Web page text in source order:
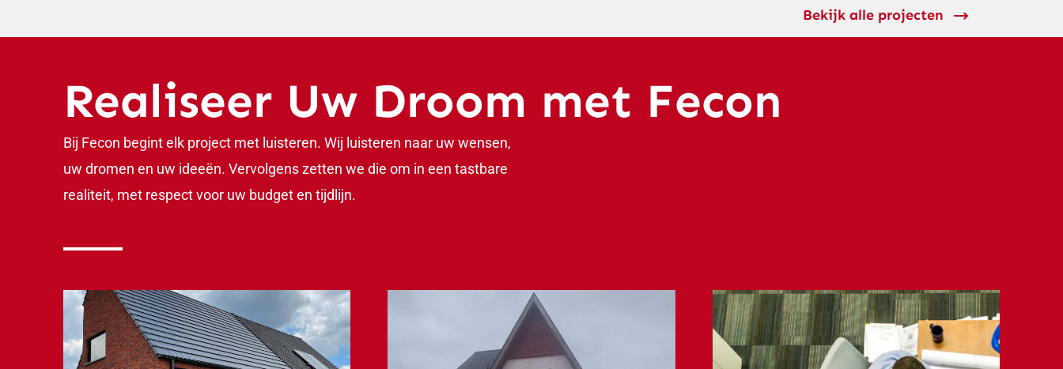
Bekijk alle projecten
Realiseer Uw Droom met Fecon
Bij Fecon begint elk project met luisteren. Wij luisteren naar uw wensen,
uw dromen en uw ideeën. Vervolgens zetten we die om in een tastbare
realiteit, met respect voor uw budget en tijdlijn.